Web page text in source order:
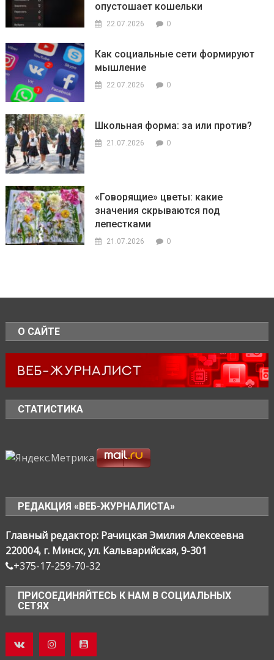
опустошает кошельки
22.07.2026 0
Как социальные сети формируют
мышление
22.07.2026 0
Школьная форма: за или против?
21.07.2026 0
«Говорящие» цветы: какие
значения скрываются под
лепестками
21.07.2026 0
О САЙТЕ
СТАТИСТИКА
РЕДАКЦИЯ «ВЕБ-ЖУРНАЛИСТА»
Главный редактор: Рачицкая Эмилия Алексеевна
220004, г. Минск, ул. Кальварийская, 9-301
+375-17-259-70-32
ПРИСОЕДИНЯЙТЕСЬ К НАМ В СОЦИАЛЬНЫХ
СЕТЯХ